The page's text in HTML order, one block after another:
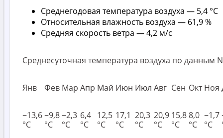
Среднегодовая температура воздуха — 5,4 °C
Относительная влажность воздуха — 61,9 %
Средняя скорость ветра — 4,2 м/с
Среднесуточная температура воздуха по данным
Янв Фев Мар Апр Май Июн Июл Авг Сен Окт Ноя
−13,6
°C
−9,8
°C
−2,3
°C
6,4
°C
12,5
°C
17,1
°C
20,3
°C
20,9
°C
15,8
°C
8,0
°C
−1,7
°C